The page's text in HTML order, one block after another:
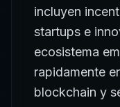
incluyen
startups e
ecosistema
rapidamente
blockchain y